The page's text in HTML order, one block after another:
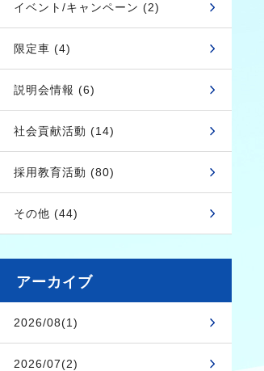
イベント/キャンペーン (2)
限定車 (4)
説明会情報 (6)
社会貢献活動 (14)
採用教育活動 (80)
その他 (44)
アーカイブ
2026/08(1)
2026/07(2)